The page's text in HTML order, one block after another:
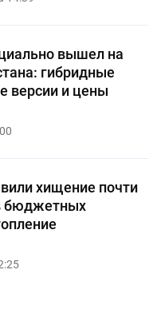
вышел на
гибридные
версии и цены
хищение почти
бюджетных